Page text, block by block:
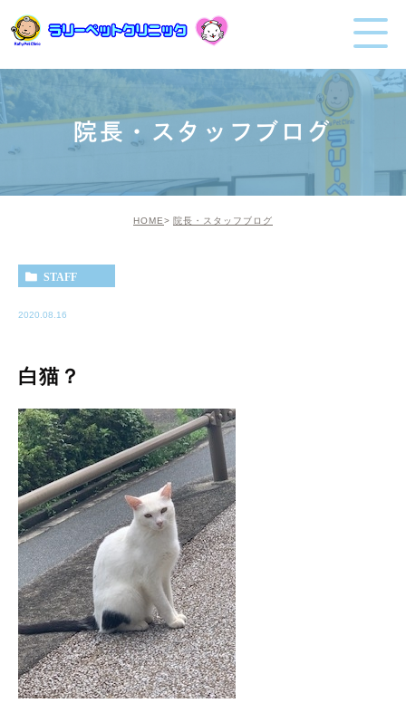
院長・スタッフブログ
HOME 院長・スタッフブログ
STAFF
2020.08.16
白猫？